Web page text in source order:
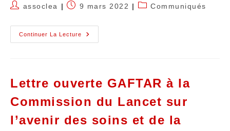
assoclea 9 mars 2022 Communiqués
Continuer La Lecture
Lettre ouverte GAFTAR à la
Commission du Lancet sur
l’avenir des soins et de la